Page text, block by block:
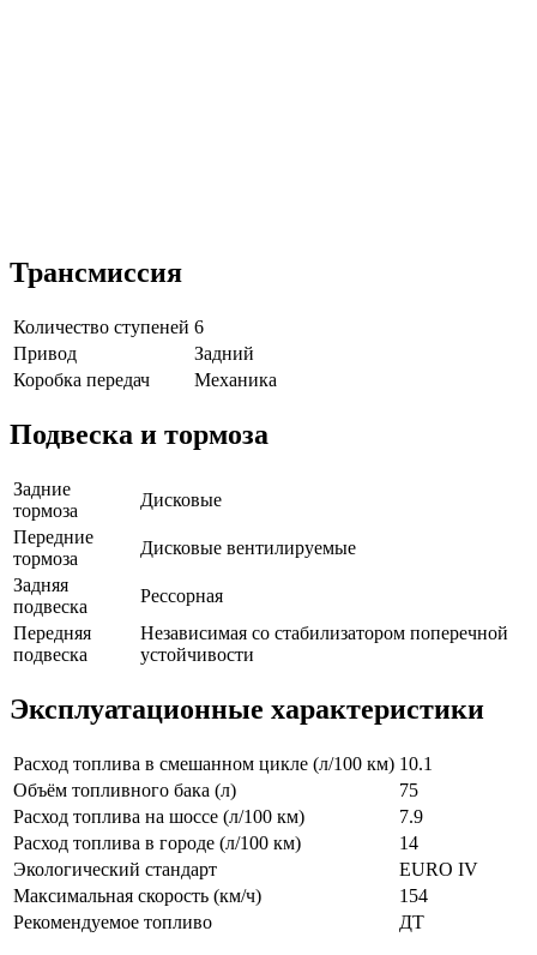
Трансмиссия
Количество ступеней 6
Привод
Задний
Коробка передач
Механика
Подвеска и тормоза
Задние
тормоза
Дисковые
Передние
тормоза
Дисковые вентилируемые
Задняя
подвеска
Рессорная
Передняя
подвеска
Независимая со стабилизатором поперечной
устойчивости
Эксплуатационные характеристики
Расход топлива в смешанном цикле (л/100 км) 10.1
Объём топливного бака (л)
75
Расход топлива на шоссе (л/100 км)
7.9
Расход топлива в городе (л/100 км)
14
Экологический стандарт
EURO IV
Максимальная скорость (км/ч)
154
Рекомендуемое топливо
ДТ